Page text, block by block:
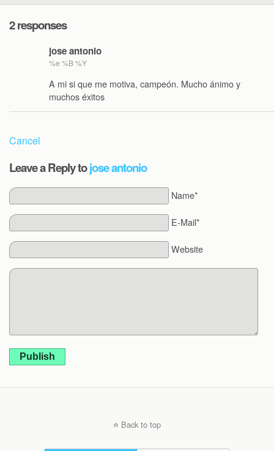
2 responses
jose antonio
%e %B %Y
A mi si que me motiva, campeón. Mucho ánimo y
muchos éxitos
Cancel
Leave a Reply tojose antonio
Name*
E-Mail*
Website
Publish
Back to top